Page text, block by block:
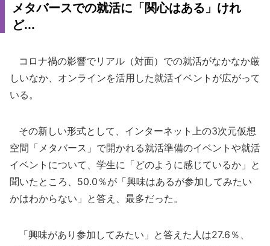
メタバースでの就活に「関心はある」けれ
ど...
コロナ禍の影響でリアル（対面）での就活がなかなか厳
しいなか、オンラインを活用した就活イベントが広がって
いる。
その新しい形式として、インターネット上の3次元仮想
空間「メタバース」で開かれる就活準備のイベントや就活
イベントについて、学生に「どのように感じているか」と
聞いたところ、50.0％が「興味はあるが参加してみたい
かはわからない」と答え、最多だった。
「興味があり参加してみたい」と答えた人は27.6％、